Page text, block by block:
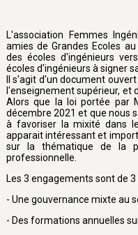
L'association Femmes
amies de Grandes Ecoles
des écoles d'ingénieurs
écoles d'ingénieurs à signer
Il s'agit d'un document
l'enseignement supérieur, et
Alors que la loi portée par
décembre 2021 et que nous
à favoriser la mixité dans
apparait intéressant et
sur la thématique de la
professionnelle.
Les 3 engagements sont de 3
- Une gouvernance mixte au
- Des formations annuelles